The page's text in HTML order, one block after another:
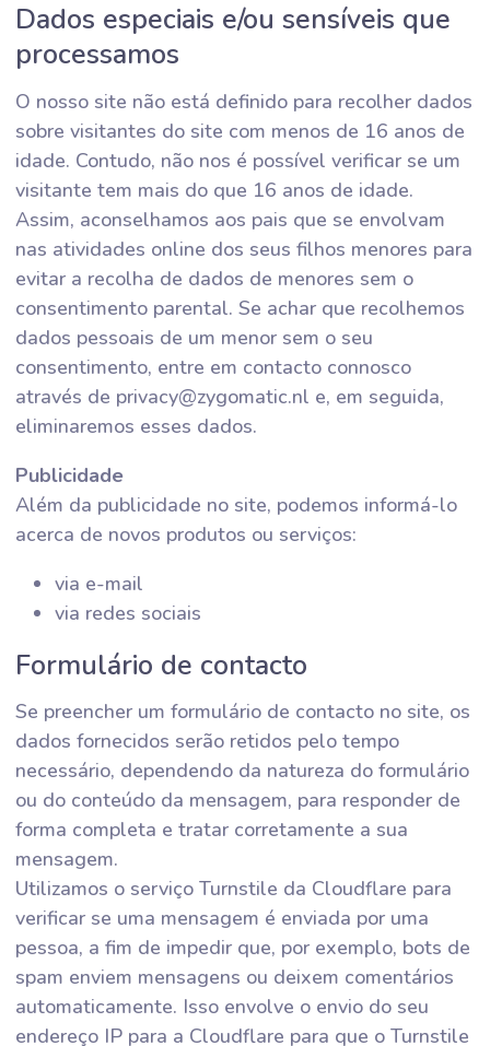
Dados especiais e/ou sensíveis que
processamos
O nosso site não está definido para recolher dados
sobre visitantes do site com menos de 16 anos de
idade. Contudo, não nos é possível verificar se um
visitante tem mais do que 16 anos de idade.
Assim, aconselhamos aos pais que se envolvam
nas atividades online dos seus filhos menores para
evitar a recolha de dados de menores sem o
consentimento parental. Se achar que recolhemos
dados pessoais de um menor sem o seu
consentimento, entre em contacto connosco
através de privacy@zygomatic.nl e, em seguida,
eliminaremos esses dados.
Publicidade
Além da publicidade no site, podemos informá-lo
acerca de novos produtos ou serviços:
via e-mail
via redes sociais
Formulário de contacto
Se preencher um formulário de contacto no site, os
dados fornecidos serão retidos pelo tempo
necessário, dependendo da natureza do formulário
ou do conteúdo da mensagem, para responder de
forma completa e tratar corretamente a sua
mensagem.
Utilizamos o serviço Turnstile da Cloudflare para
verificar se uma mensagem é enviada por uma
pessoa, a fim de impedir que, por exemplo, bots de
spam enviem mensagens ou deixem comentários
automaticamente. Isso envolve o envio do seu
endereço IP para a Cloudflare para que o Turnstile